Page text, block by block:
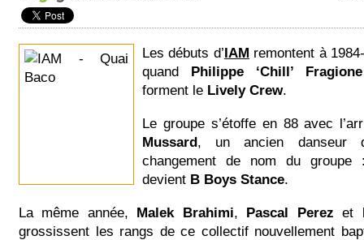
Les débuts d’IAM remontent à
quand Philippe ‘Chill’ Fragione
forment le Lively Crew.
Le groupe s’étoffe en 88 avec
Mussard, un ancien danseur
changement de nom du
devient B Boys Stance.
La même année, Malek Brahimi, Pascal Perez et
grossissent les rangs de ce collectif nouvellement